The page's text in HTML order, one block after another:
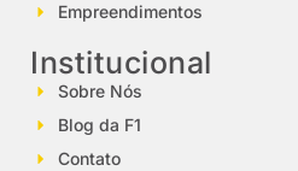
Empreendimentos
Institucional
Sobre Nós
Blog da F1
Contato